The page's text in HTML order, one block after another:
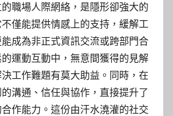
職場人際網絡，是隱形卻強大的
僅能提供情感上的支持，緩解工
成為非正式資訊交流或跨部門合
運動互動中，無意間獲得的見解
工作難題有莫大助益。同時，在
溝通、信任與協作，直接提升了
作能力。這份由汗水澆灌的社交